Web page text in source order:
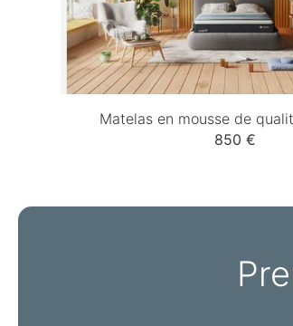
Matelas en mousse de
850 €